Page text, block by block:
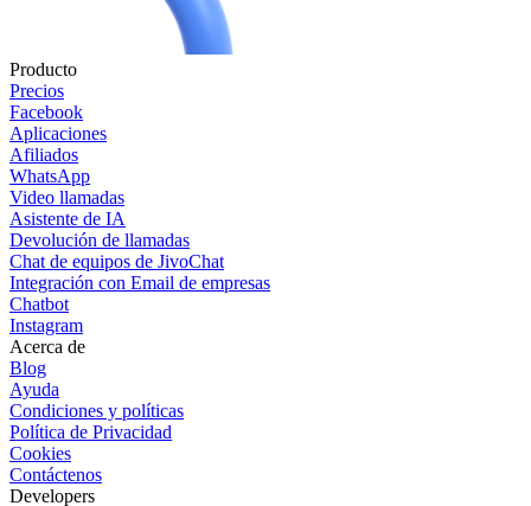
Producto
Precios
Facebook
Aplicaciones
Afiliados
WhatsApp
Video llamadas
Asistente de IA
Devolución de llamadas
Chat de equipos de JivoChat
Integración con Email de empresas
Chatbot
Instagram
Acerca de
Blog
Ayuda
Condiciones y políticas
Política de Privacidad
Cookies
Contáctenos
Developers